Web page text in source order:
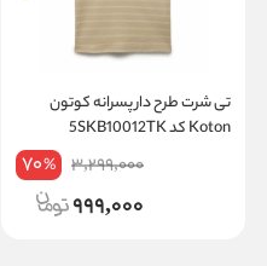
تی شرت طرح دار پسرانه کوتون
Koton کد 5SKB10012TK
3,299,000
70%
999,000